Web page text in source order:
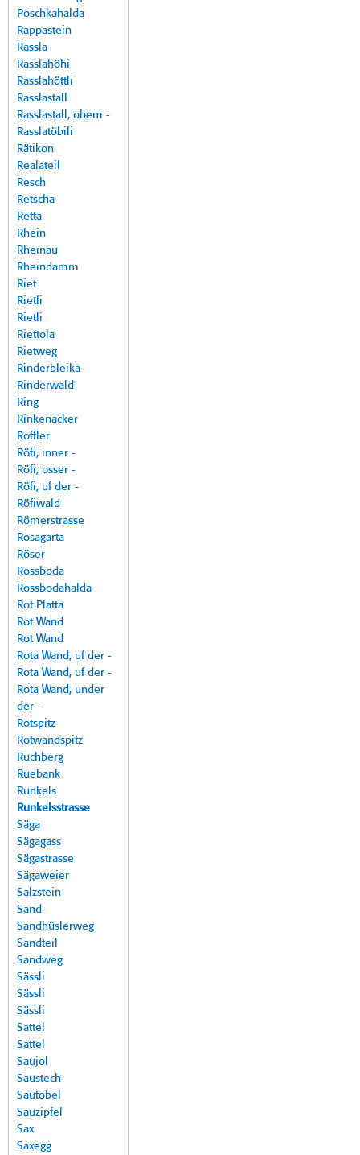
Poschkahalda
Rappastein
Rassla
Rasslahöhi
Rasslahöttli
Rasslastall
Rasslastall, obem -
Rasslatöbili
Rätikon
Realateil
Resch
Retscha
Retta
Rhein
Rheinau
Rheindamm
Riet
Rietli
Rietli
Riettola
Rietweg
Rinderbleika
Rinderwald
Ring
Rinkenacker
Roffler
Röfi, inner -
Röfi, osser -
Röfi, uf der -
Röfiwald
Römerstrasse
Rosagarta
Röser
Rossboda
Rossbodahalda
Rot Platta
Rot Wand
Rot Wand
Rota Wand, uf der -
Rota Wand, uf der -
Rota Wand, under
der -
Rotspitz
Rotwandspitz
Ruchberg
Ruebank
Runkels
Runkelsstrasse
Säga
Sägagass
Sägastrasse
Sägaweier
Salzstein
Sand
Sandhüslerweg
Sandteil
Sandweg
Sässli
Sässli
Sässli
Sattel
Sattel
Saujol
Saustech
Sautobel
Sauzipfel
Sax
Saxegg